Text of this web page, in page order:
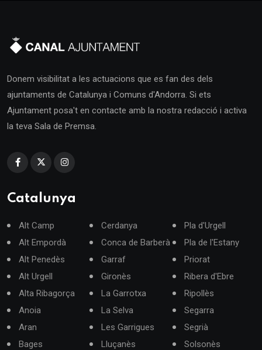
Donem visibilitat a les actuacions que es fan des dels
ajuntaments de Catalunya i Comuns d'Andorra. Si ets
Ajuntament posa't en contacte amb la nostra redacció i activa
la teva Sala de Premsa.
Catalunya
Alt Camp
Alt Empordà
Alt Penedès
Alt Urgell
Alta Ribagorça
Anoia
Aran
Bages
Cerdanya
Conca de Barberà
Garraf
Gironès
La Garrotxa
La Selva
Les Garrigues
Lluçanès
Pla d'Urgell
Pla de l'Estany
Priorat
Ribera d'Ebre
Ripollès
Segarra
Segrià
Solsonès